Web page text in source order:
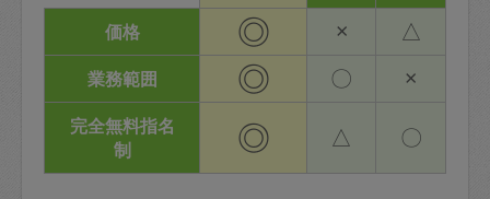
価格
◎ × △
業務範囲 ◎ 〇 ×
完全無料指名
制
◎ △ 〇